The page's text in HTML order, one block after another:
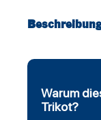
Warum
Trikot?